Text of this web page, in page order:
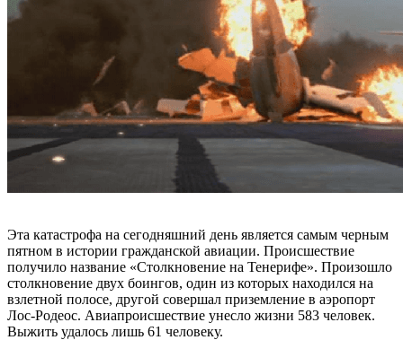
Эта катастрофа на сегодняшний день является самым черным
пятном в истории гражданской авиации. Происшествие
получило название «Столкновение на Тенерифе». Произошло
столкновение двух боингов, один из которых находился на
взлетной полосе, другой совершал приземление в аэропорт
Лос-Родеос. Авиапроисшествие унесло жизни 583 человек.
Выжить удалось лишь 61 человеку.